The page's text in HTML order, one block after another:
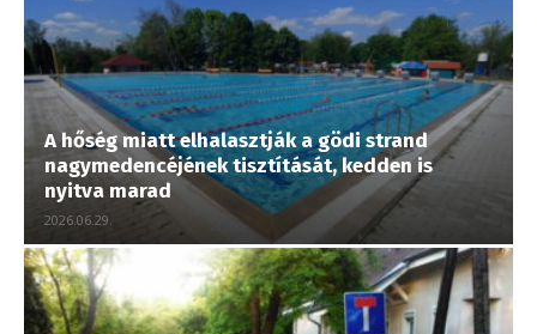
A hőség miatt elhalasztják a gödi strand
nagymedencéjének tisztítását, kedden is
nyitva marad
2026.06.29.